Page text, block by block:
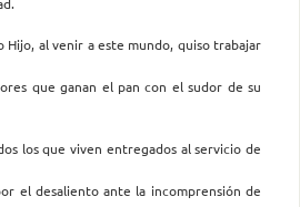
Hijo, al venir a este mundo, quiso trabajar
que ganan el pan con el sudor de su
los que viven entregados al servicio de
el desaliento ante la incomprensión de